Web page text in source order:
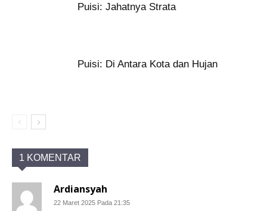
Puisi: Jahatnya Strata
Puisi: Di Antara Kota dan Hujan
1 KOMENTAR
Ardiansyah
22 Maret 2025 Pada 21:35